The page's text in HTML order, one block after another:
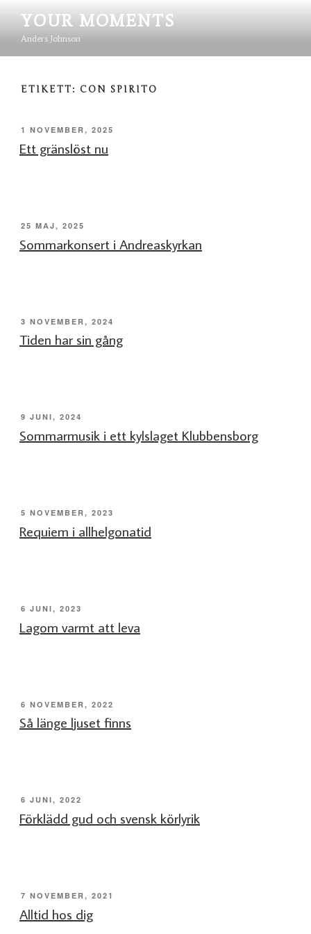
innehåll
YOUR MOMENTS
Anders Johnson
ETIKETT: CON SPIRITO
PUBLICERAT
1 NOVEMBER, 2025
Ett gränslöst nu
PUBLICERAT
25 MAJ, 2025
Sommarkonsert i Andreaskyrkan
PUBLICERAT
3 NOVEMBER, 2024
Tiden har sin gång
PUBLICERAT
9 JUNI, 2024
Sommarmusik i ett kylslaget Klubbensborg
PUBLICERAT
5 NOVEMBER, 2023
Requiem i allhelgonatid
PUBLICERAT
6 JUNI, 2023
Lagom varmt att leva
PUBLICERAT
6 NOVEMBER, 2022
Så länge ljuset finns
PUBLICERAT
6 JUNI, 2022
Förklädd gud och svensk körlyrik
PUBLICERAT
7 NOVEMBER, 2021
Alltid hos dig